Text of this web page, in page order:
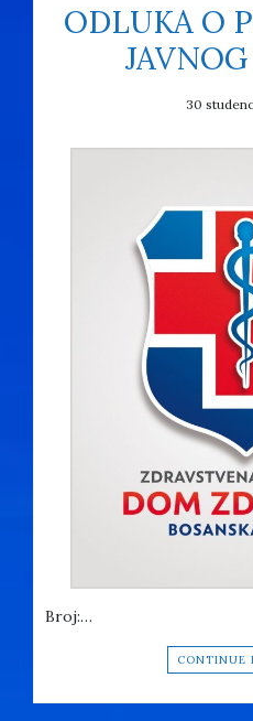
ODLUKA O
30
Broj:…
CONTINUE